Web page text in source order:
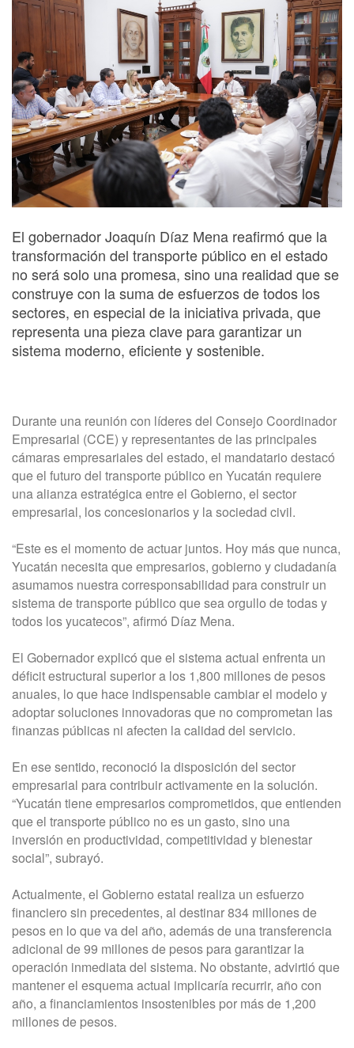
El gobernador Joaquín Díaz Mena reafirmó que la
transformación del transporte público en el estado
no será solo una promesa, sino una realidad que se
construye con la suma de esfuerzos de todos los
sectores, en especial de la iniciativa privada, que
representa una pieza clave para garantizar un
sistema moderno, eficiente y sostenible.
Durante una reunión con líderes del Consejo Coordinador
Empresarial (CCE) y representantes de las principales
cámaras empresariales del estado, el mandatario destacó
que el futuro del transporte público en Yucatán requiere
una alianza estratégica entre el Gobierno, el sector
empresarial, los concesionarios y la sociedad civil.
“Este es el momento de actuar juntos. Hoy más que nunca,
Yucatán necesita que empresarios, gobierno y ciudadanía
asumamos nuestra corresponsabilidad para construir un
sistema de transporte público que sea orgullo de todas y
todos los yucatecos”, afirmó Díaz Mena.
El Gobernador explicó que el sistema actual enfrenta un
déficit estructural superior a los 1,800 millones de pesos
anuales, lo que hace indispensable cambiar el modelo y
adoptar soluciones innovadoras que no comprometan las
finanzas públicas ni afecten la calidad del servicio.
En ese sentido, reconoció la disposición del sector
empresarial para contribuir activamente en la solución.
“Yucatán tiene empresarios comprometidos, que entienden
que el transporte público no es un gasto, sino una
inversión en productividad, competitividad y bienestar
social”, subrayó.
Actualmente, el Gobierno estatal realiza un esfuerzo
financiero sin precedentes, al destinar 834 millones de
pesos en lo que va del año, además de una transferencia
adicional de 99 millones de pesos para garantizar la
operación inmediata del sistema. No obstante, advirtió que
mantener el esquema actual implicaría recurrir, año con
año, a financiamientos insostenibles por más de 1,200
millones de pesos.